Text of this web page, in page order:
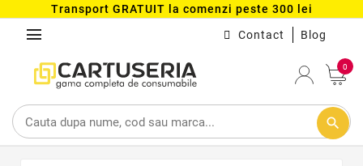
Transport GRATUIT la comenzi peste 300 lei
menu Contact Blog
0
search